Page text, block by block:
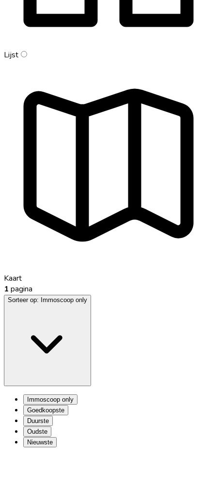
Lijst
Kaart
1 pagina
Sorteer op: Immoscoop only
Immoscoop only
Goedkoopste
Duurste
Oudste
Nieuwste